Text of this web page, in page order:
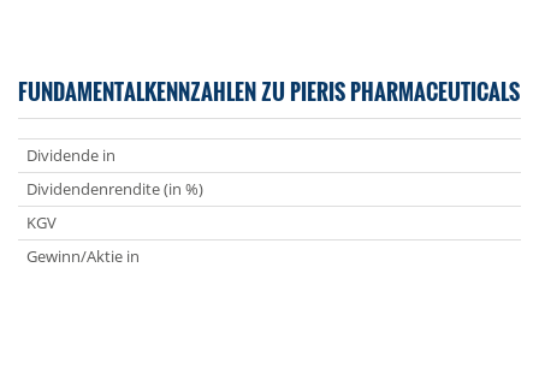
FUNDAMENTALKENNZAHLEN ZU PIERIS PHARMACEUTICALS
Dividende in
Dividendenrendite (in %)
KGV
Gewinn/Aktie in